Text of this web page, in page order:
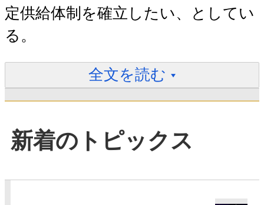
定供給体制を確立したい、としてい
る。
全文を読む
新着のトピックス